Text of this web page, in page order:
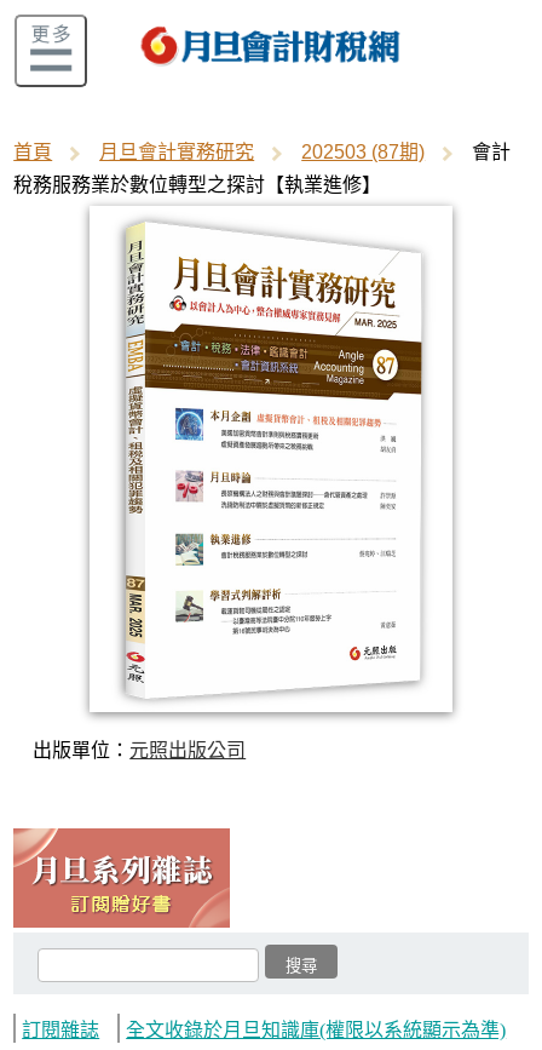
首頁 月旦會計實務研究 202503 (87期)
會計
稅務服務業於數位轉型之探討【執業進修】
出版單位： 元照出版公司
訂閱雜誌 全文收錄於月旦知識庫(權限以系統顯示為準)